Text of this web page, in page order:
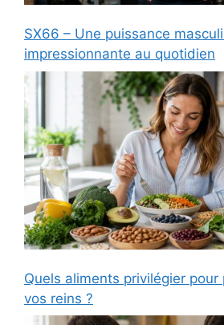
SX66 – Une puissance
impressionnante au quotidien
Quels aliments privilégier
vos reins ?